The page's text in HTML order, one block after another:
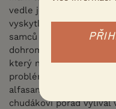
vedle jeden v druhé
vyskytl (dávali ho pryč
samců se mi už teda
dohromady dospělé
který natvrdo útočí.
problém. Dokonce
alfasamce to ale
chudákovi pořád